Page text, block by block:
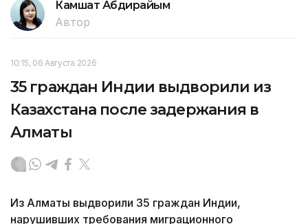
Камшат Абдирайым
Автор
10:15, 06 Августа 2026
35 граждан Индии выдворили из
Казахстана после задержания в
Алматы
Из Алматы выдворили 35 граждан Индии,
нарушивших требования миграционного